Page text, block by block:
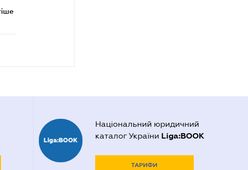
Національний юридичний
каталог України Liga:BOOK
ТАРИФИ